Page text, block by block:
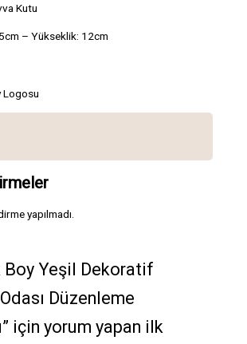
Kutu
– Yükseklik: 12cm
Logosu
yapılmadı.
Boy Yeşil Dekoratif
Düzenleme
için yorum yapan ilk